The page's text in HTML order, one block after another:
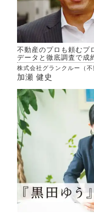
不動産のプロも頼むプ
データと徹底調査で成
株式会社グランクルー（
加瀬 健史